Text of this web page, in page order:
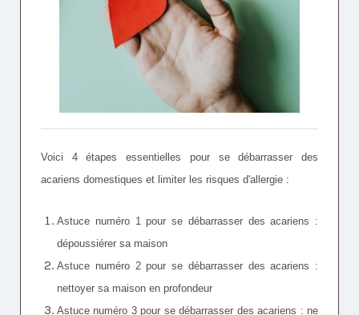
Voici 4 étapes essentielles pour se débarrasser des
acariens domestiques et limiter les risques d'allergie :
Astuce numéro 1 pour se débarrasser des acariens :
dépoussiérer sa maison
Astuce numéro 2 pour se débarrasser des acariens :
nettoyer sa maison en profondeur
Astuce numéro 3 pour se débarrasser des acariens : ne